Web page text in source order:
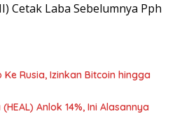
Cetak Laba Sebelumnya Pph
Rusia, Izinkan Bitcoin hingga
Anlok 14%, Ini Alasannya